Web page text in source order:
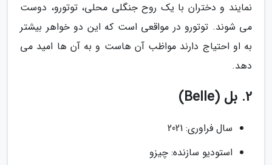
نمایند و دختران با یک روح جنگلی محلی، توتورو، دوست
می شوند. توتورو در مواقعی است که این دو خواهر بیشتر
به او احتیاج دارند مواظب آن هاست و به آن ها امید می
دهد.
2. بل (Belle)
سال فراوری: 2021
استودیو سازنده: چیزو